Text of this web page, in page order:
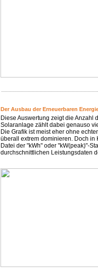
Der Ausbau der Erneuerbaren
Diese Auswertung zeigt die Anzahl
Solaranlage zählt dabei genauso
Die Grafik ist meist eher ohne
überall extrem dominieren. Doch in
Datei der "kWh" oder "kW(peak)"-
durchschnittlichen Leistungsdaten